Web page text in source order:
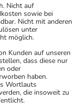
Nicht auf
sowie bei
Nicht mit anderen
unter
möglich.
Kunden auf unseren
dass diese nur
oder
haben.
Wortlauts
die insoweit zu